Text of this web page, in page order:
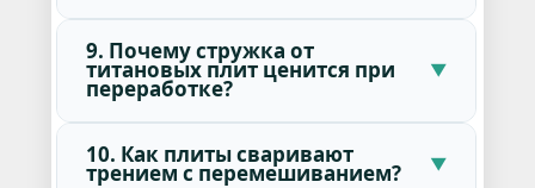
9. Почему стружка от
титановых плит ценится при
переработке?
10. Как плиты сваривают
трением с перемешиванием?